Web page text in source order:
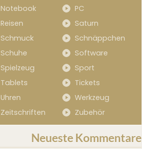
Notebook
PC
Reisen
Saturn
Schmuck
Schnäppchen
Schuhe
Software
Spielzeug
Sport
Tablets
Tickets
Uhren
Werkzeug
Zeitschriften
Zubehör
Neueste Kommentare